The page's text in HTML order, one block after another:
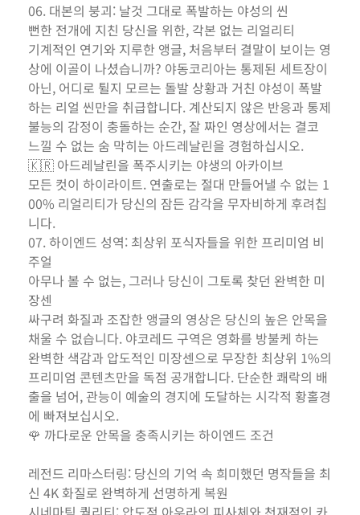
06. 대본의 붕괴: 날것 그대로 폭발하는 야성의 씬
뻔한 전개에 지친 당신을 위한, 각본 없는 리얼리티
기계적인 연기와 지루한 앵글, 처음부터 결말이 보이는 영
상에 이골이 나셨습니까? 야동코리아는 통제된 세트장이
아닌, 어디로 튈지 모르는 돌발 상황과 거친 야성이 폭발
하는 리얼 씬만을 취급합니다. 계산되지 않은 반응과 통제
불능의 감정이 충돌하는 순간, 잘 짜인 영상에서는 결코
느낄 수 없는 숨 막히는 아드레날린을 경험하십시오.
🇰🇷 아드레날린을 폭주시키는 야생의 아카이브
모든 컷이 하이라이트. 연출로는 절대 만들어낼 수 없는 1
00% 리얼리티가 당신의 잠든 감각을 무자비하게 후려칩
니다.
07. 하이엔드 성역: 최상위 포식자들을 위한 프리미엄 비
주얼
아무나 볼 수 없는, 그러나 당신이 그토록 찾던 완벽한 미
장센
싸구려 화질과 조잡한 앵글의 영상은 당신의 높은 안목을
채울 수 없습니다. 야코레드 구역은 영화를 방불케 하는
완벽한 색감과 압도적인 미장센으로 무장한 최상위 1%의
프리미엄 콘텐츠만을 독점 공개합니다. 단순한 쾌락의 배
출을 넘어, 관능이 예술의 경지에 도달하는 시각적 황홀경
에 빠져보십시오.
🌹 까다로운 안목을 충족시키는 하이엔드 조건
레전드 리마스터링: 당신의 기억 속 희미했던 명작들을 최
신 4K 화질로 완벽하게 선명하게 복원